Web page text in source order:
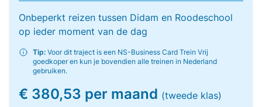
Onbeperkt reizen tussen Didam en Roodeschool
op ieder moment van de dag
Tip: Voor dit traject is een NS-Business Card Trein Vrij
goedkoper en kun je bovendien alle treinen in Nederland
gebruiken.
€ 380,53 per maand (tweede klas)